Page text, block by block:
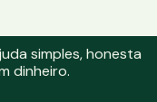
simples, honesta
dinheiro.